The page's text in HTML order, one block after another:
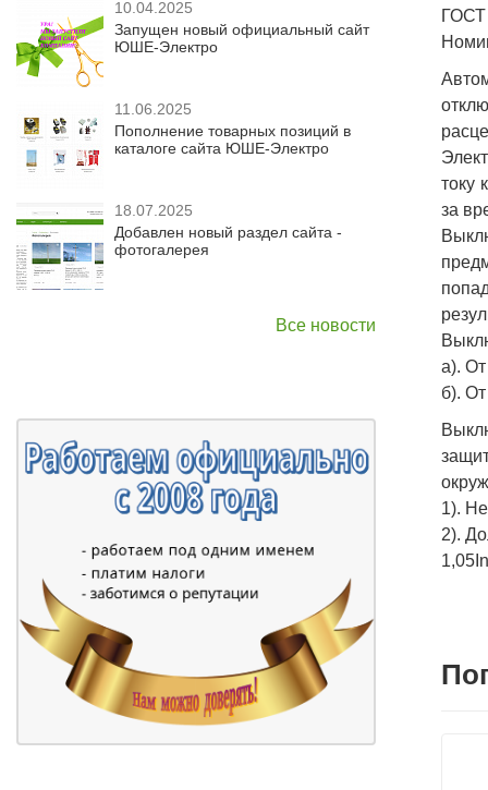
10.04.2025
Запущен новый официальный сайт
ЮШЕ-Электро
11.06.2025
Пополнение товарных позиций в
каталоге сайта ЮШЕ-Электро
18.07.2025
Добавлен новый раздел сайта -
фотогалерея
Все новости
ГОСТ
току
за
а).
б).
1).
2).